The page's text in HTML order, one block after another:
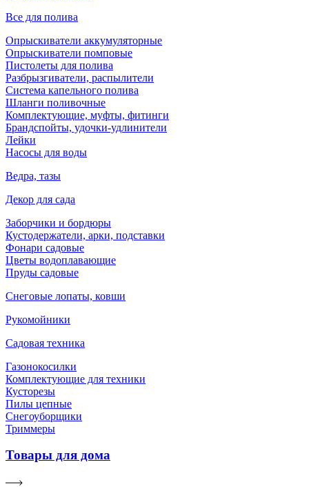
Все для полива
Опрыскиватели аккумуляторные
Опрыскиватели помповые
Пистолеты для полива
Разбрызгиватели, распылители
Система капельного полива
Шланги поливочные
Комплектующие, муфты, фитинги
Брандспойты, удочки-удлинители
Лейки
Насосы для воды
Ведра, тазы
Декор для сада
Заборчики и бордюры
Кустодержатели, арки, подставки
Фонари садовые
Цветы водоплавающие
Пруды садовые
Снеговые лопаты, ковши
Рукомойники
Садовая техника
Газонокосилки
Комплектующие для техники
Кусторезы
Пилы цепные
Снегоуборщики
Триммеры
Товары для дома